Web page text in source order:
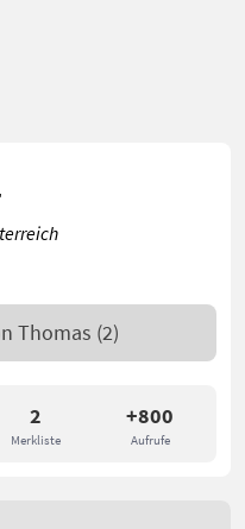
2
Merkliste
+800
Aufrufe
Thomas (2)